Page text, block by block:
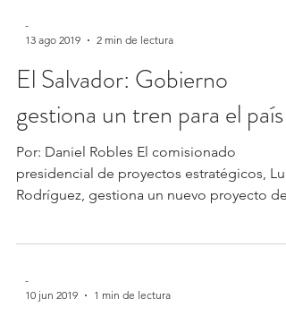
-
13 ago 2019
2 min de lectura
El Salvador: Gobierno
gestiona un tren para el país
Por: Daniel Robles El comisionado
presidencial de proyectos estratégicos, Luis
Rodríguez, gestiona un nuevo proyecto de
-
10 jun 2019
1 min de lectura